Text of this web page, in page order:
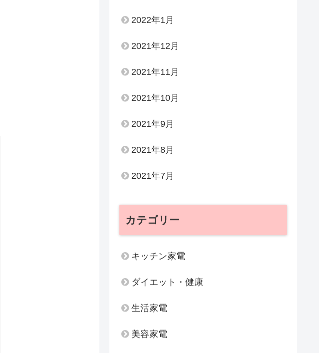
2022年1月
2021年12月
2021年11月
2021年10月
2021年9月
2021年8月
2021年7月
カテゴリー
キッチン家電
ダイエット・健康
生活家電
美容家電